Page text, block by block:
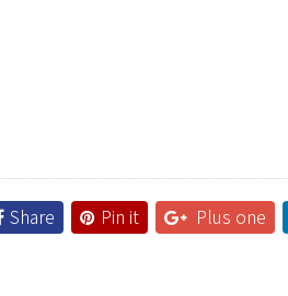
Share Pin it Plus one